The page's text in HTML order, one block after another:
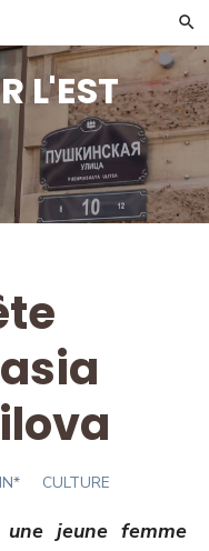
L'EST
CULTURE
jeune femme